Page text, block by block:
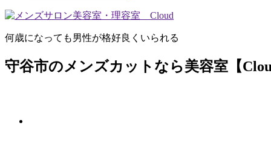
何歳になっても男性が格好良くいられる
守谷市のメンズカットなら美容室【